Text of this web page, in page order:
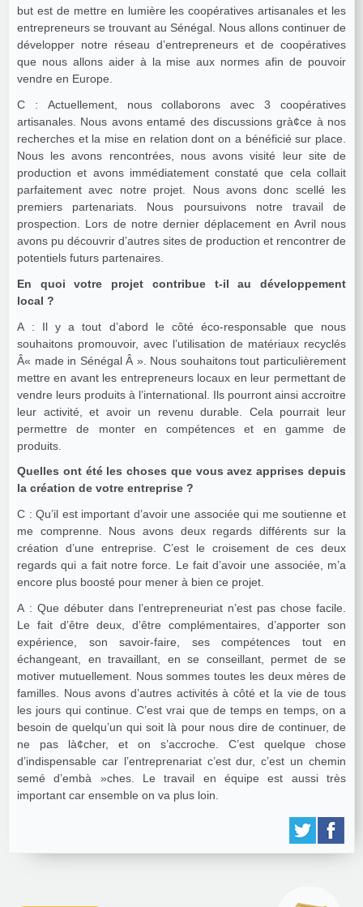
but est de mettre en lumière les coopératives artisanales et les
entrepreneurs se trouvant au Sénégal. Nous allons continuer de
développer notre réseau d’entrepreneurs et de coopératives
que nous allons aider à la mise aux normes afin de pouvoir
vendre en Europe.
C : Actuellement, nous collaborons avec 3 coopératives
artisanales. Nous avons entamé des discussions grà¢ce à nos
recherches et la mise en relation dont on a bénéficié sur place.
Nous les avons rencontrées, nous avons visité leur site de
production et avons immédiatement constaté que cela collait
parfaitement avec notre projet. Nous avons donc scellé les
premiers partenariats. Nous poursuivons notre travail de
prospection. Lors de notre dernier déplacement en Avril nous
avons pu découvrir d’autres sites de production et rencontrer de
potentiels futurs partenaires.
En quoi votre projet contribue t-il au développement
local ?
A : Il y a tout d’abord le côté éco-responsable que nous
souhaitons promouvoir, avec l’utilisation de matériaux recyclés
Â« made in Sénégal Â ». Nous souhaitons tout particulièrement
mettre en avant les entrepreneurs locaux en leur permettant de
vendre leurs produits à l’international. Ils pourront ainsi accroitre
leur activité, et avoir un revenu durable. Cela pourrait leur
permettre de monter en compétences et en gamme de
produits.
Quelles ont été les choses que vous avez apprises depuis
la création de votre entreprise ?
C : Qu’il est important d’avoir une associée qui me soutienne et
me comprenne. Nous avons deux regards différents sur la
création d’une entreprise. C’est le croisement de ces deux
regards qui a fait notre force. Le fait d’avoir une associée, m’a
encore plus boosté pour mener à bien ce projet.
A : Que débuter dans l’entrepreneuriat n’est pas chose facile.
Le fait d’être deux, d’être complémentaires, d’apporter son
expérience, son savoir-faire, ses compétences tout en
échangeant, en travaillant, en se conseillant, permet de se
motiver mutuellement. Nous sommes toutes les deux mères de
familles. Nous avons d’autres activités à côté et la vie de tous
les jours qui continue. C’est vrai que de temps en temps, on a
besoin de quelqu’un qui soit là pour nous dire de continuer, de
ne pas là¢cher, et on s’accroche. C’est quelque chose
d’indispensable car l’entreprenariat c’est dur, c’est un chemin
semé d’embà »ches. Le travail en équipe est aussi très
important car ensemble on va plus loin.